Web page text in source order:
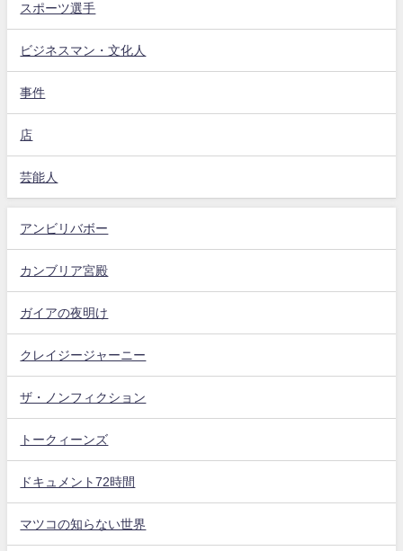
スポーツ選手
ビジネスマン・文化人
事件
店
芸能人
アンビリバボー
カンブリア宮殿
ガイアの夜明け
クレイジージャーニー
ザ・ノンフィクション
トークィーンズ
ドキュメント72時間
マツコの知らない世界